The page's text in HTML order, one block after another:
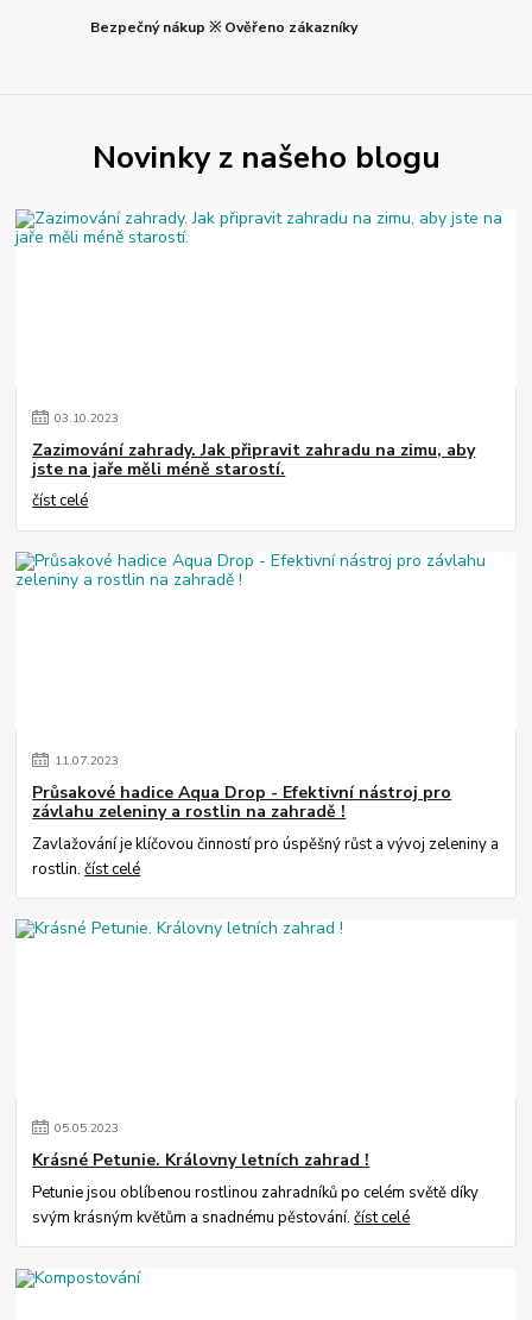
Bezpečný nákup ※ Ověřeno zákazníky
Novinky z našeho blogu
03.10.2023
Zazimování zahrady. Jak připravit zahradu na zimu, aby
jste na jaře měli méně starostí.
číst celé
11.07.2023
Průsakové hadice Aqua Drop - Efektivní nástroj pro
závlahu zeleniny a rostlin na zahradě !
Zavlažování je klíčovou činností pro úspěšný růst a vývoj zeleniny a
rostlin.číst celé
05.05.2023
Krásné Petunie. Královny letních zahrad !
Petunie jsou oblíbenou rostlinou zahradníků po celém světě díky
svým krásným květům a snadnému pěstování.číst celé